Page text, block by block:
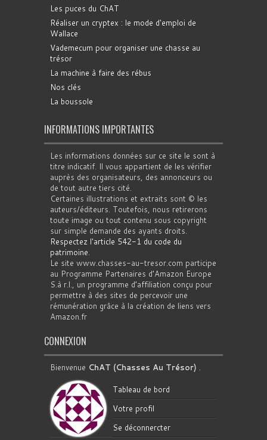
Les puces du ChAT
Réaliser un cryptex : le mode d'emploi de
Wallace
Vademecum pour organiser une chasse au
trésor
La machine à faire des rébus
Nos clés
La boussole
INFORMATIONS IMPORTANTES
Les informations données sur ce site le sont à
titre indicatif. Il vous appartient de les vérifier
auprès des organisateurs, des annonceurs ou
de tout autre tiers cité.
Certaines illustrations et extraits sont © les
auteurs/éditeurs. Toutefois, nous retirerons
toute image ou tout contenu sous copyright
sur simple demande des ayants droits.
Respectez l'article 542-1 du code du
patrimoine.
Le site www.chasses-au-tresor.com participe
au Programme Partenaires d’Amazon Europe
S.à r.l., un programme d’affiliation conçu pour
permettre à des sites de percevoir une
rémunération grâce à la création de liens vers
Amazon.fr
CONNEXION
Bienvenue ChAT (Chasses Au Trésor) .
Tableau de bord
Votre profil
Se déconnercter